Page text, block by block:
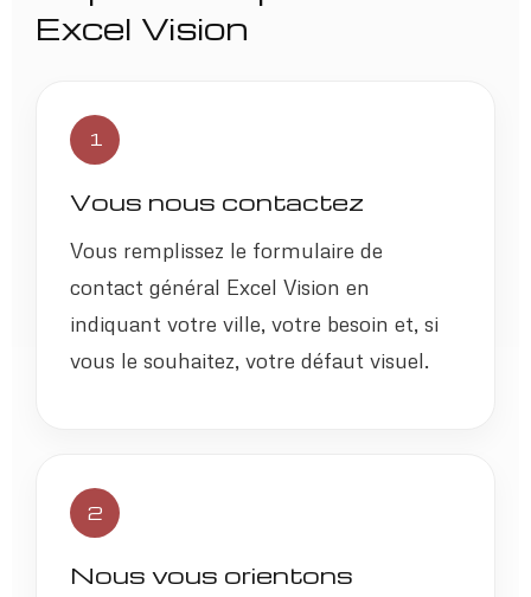
Excel Vision
1
Vous nous contactez
Vous remplissez le formulaire de
contact général Excel Vision en
indiquant votre ville, votre besoin et, si
vous le souhaitez, votre défaut visuel.
2
Nous vous orientons